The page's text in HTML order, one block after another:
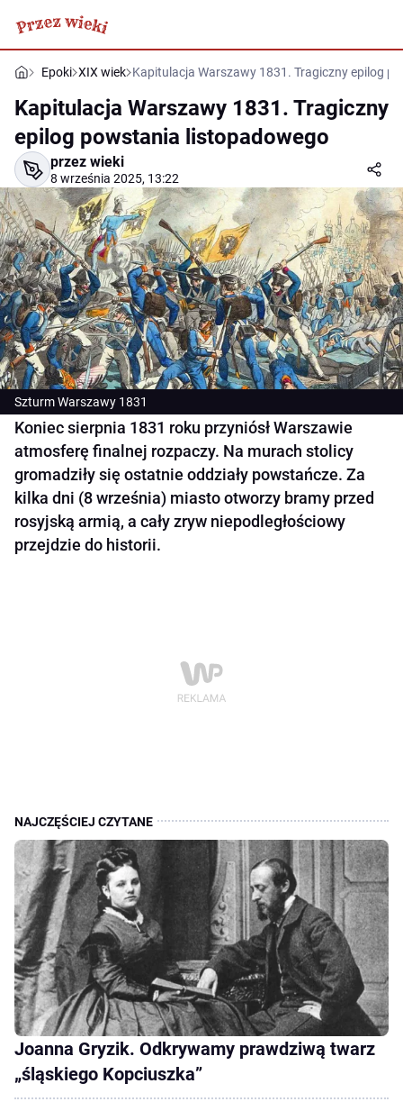
Epoki XIX wiek Kapitulacja Warszawy 1831. Tragiczny epilog
Kapitulacja Warszawy 1831. Tragiczny
epilog powstania listopadowego
przez wieki
8 września 2025, 13:22
Szturm Warszawy 1831
Koniec sierpnia 1831 roku przyniósł Warszawie
atmosferę finalnej rozpaczy. Na murach stolicy
gromadziły się ostatnie oddziały powstańcze. Za
kilka dni (8 września) miasto otworzy bramy przed
rosyjską armią, a cały zryw niepodległościowy
przejdzie do historii.
Joanna Gryzik. Odkrywamy prawdziwą twarz
„śląskiego Kopciuszka”